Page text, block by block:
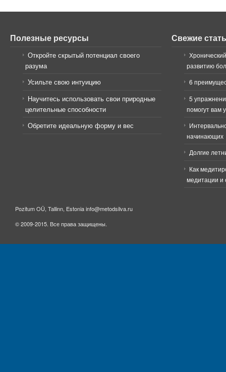
Полезные ресурсы
Откройте скрытый потенциал своего
разума
Усильте свою интуицию
Научитесь использовать свои природные
целительные способности
Обретите идеальную форму и вес
Свежие
развитию
6
5
помогут вам
начинающих
Долгие
Как
медитации и
Pozitum OÜ, Tallinn, Estonia info@metodsilva.ru
© 2009-2015. Все права защищены.